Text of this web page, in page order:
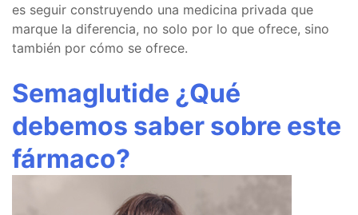
es seguir construyendo una medicina privada que
marque la diferencia, no solo por lo que ofrece, sino
también por cómo se ofrece.
Semaglutide ¿Qué
debemos saber sobre este
fármaco?